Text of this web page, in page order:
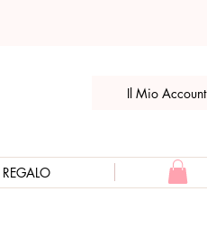
Il Mio Account
REGALO